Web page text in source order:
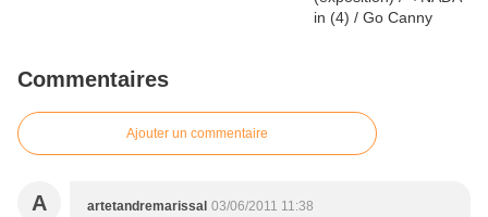
Commentaires
Ajouter un commentaire
A artetandremarissal 03/06/2011 11:38